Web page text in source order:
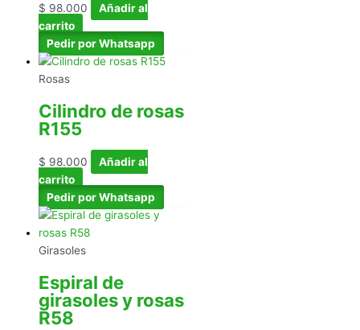
$ 98.000
Añadir al
carrito
Pedir por Whatsapp
Rosas
Cilindro de rosas
R155
$ 98.000
Añadir al
carrito
Pedir por Whatsapp
Girasoles
Espiral de
girasoles y rosas
R58